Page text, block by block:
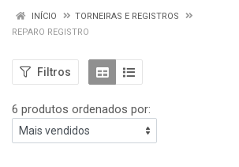
INÍCIO
TORNEIRAS E REGISTROS
REPARO REGISTRO
Filtros
6 produtos ordenados por: